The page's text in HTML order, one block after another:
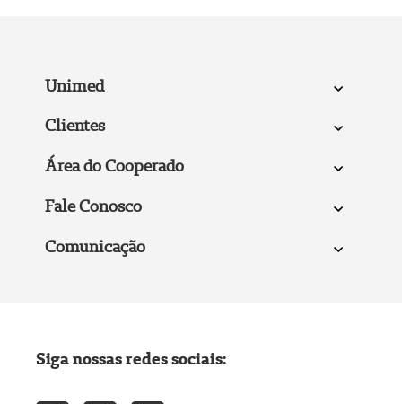
Unimed
Clientes
Área do Cooperado
Fale Conosco
Comunicação
Siga nossas redes sociais: